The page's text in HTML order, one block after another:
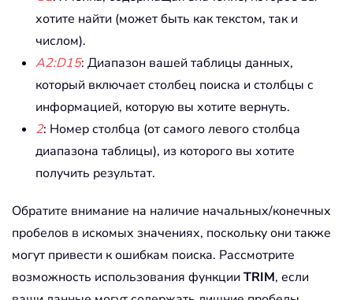
хотите найти (может быть как текстом, так и
числом).
A2:D15: Диапазон вашей таблицы данных,
который включает столбец поиска и столбцы с
информацией, которую вы хотите вернуть.
2: Номер столбца (от самого левого столбца
диапазона таблицы), из которого вы хотите
получить результат.
Обратите внимание на наличие начальных/конечных
пробелов в искомых значениях, поскольку они также
могут привести к ошибкам поиска. Рассмотрите
возможность использования функции TRIM, если